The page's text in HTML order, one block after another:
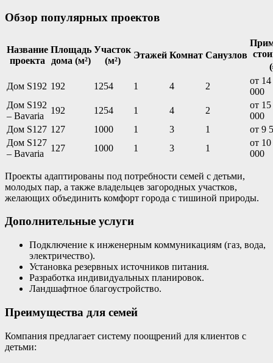
Обзор популярных проектов
Название
проекта
Площадь
дома (м²)
Участок
(м²)
Этажей Комнат Санузлов
Дом S192 192 1254 1 4 2
от
000
Дом S192
– Bavaria
192 1254 1 4 2
от
000
Дом S127 127 1000 1 3 1
от 9
Дом S127
– Bavaria
127 1000 1 3 1
от
000
Проекты адаптированы под потребности семей с детьми,
молодых пар, а также владельцев загородных участков,
желающих объединить комфорт города с тишиной природы.
Дополнительные услуги
Подключение к инженерным коммуникациям (газ, вода,
электричество).
Установка резервных источников питания.
Разработка индивидуальных планировок.
Ландшафтное благоустройство.
Преимущества для семей
Компания предлагает систему поощрений для клиентов с
детьми: